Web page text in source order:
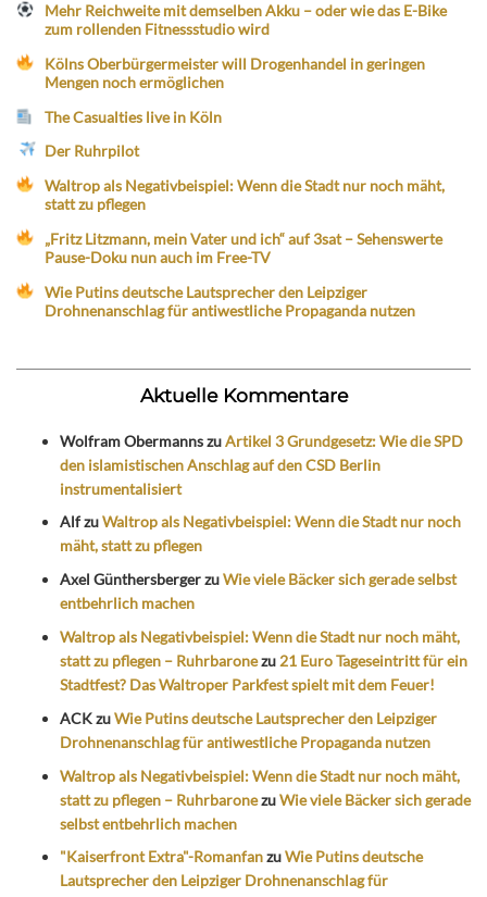
Mehr Reichweite mit demselben Akku – oder wie das E-Bike
zum rollenden Fitnessstudio wird
Kölns Oberbürgermeister will Drogenhandel in geringen
Mengen noch ermöglichen
The Casualties live in Köln
Der Ruhrpilot
Waltrop als Negativbeispiel: Wenn die Stadt nur noch mäht,
statt zu pflegen
„Fritz Litzmann, mein Vater und ich“ auf 3sat – Sehenswerte
Pause-Doku nun auch im Free-TV
Wie Putins deutsche Lautsprecher den Leipziger
Drohnenanschlag für antiwestliche Propaganda nutzen
Aktuelle Kommentare
Wolfram ObermannszuArtikel 3 Grundgesetz: Wie die SPD
den islamistischen Anschlag auf den CSD Berlin
instrumentalisiert
AlfzuWaltrop als Negativbeispiel: Wenn die Stadt nur noch
mäht, statt zu pflegen
Axel GünthersbergerzuWie viele Bäcker sich gerade selbst
entbehrlich machen
Waltrop als Negativbeispiel: Wenn die Stadt nur noch mäht,
statt zu pflegen – Ruhrbaronezu 21 Euro Tageseintritt für ein
Stadtfest? Das Waltroper Parkfest spielt mit dem Feuer!
ACKzuWie Putins deutsche Lautsprecher den Leipziger
Drohnenanschlag für antiwestliche Propaganda nutzen
Waltrop als Negativbeispiel: Wenn die Stadt nur noch mäht,
statt zu pflegen – RuhrbaronezuWie viele Bäcker sich gerade
selbst entbehrlich machen
"Kaiserfront Extra"-RomanfanzuWie Putins deutsche
Lautsprecher den Leipziger Drohnenanschlag für